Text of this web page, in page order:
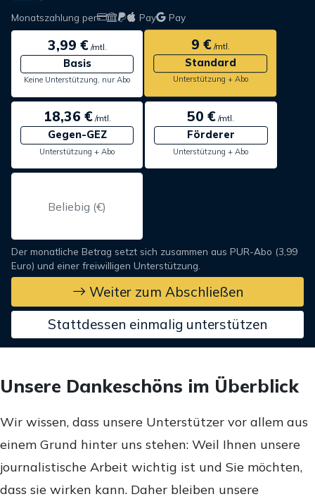
Monatszahlung per Pay Pay
3,99 €/mtl.
Basis
Keine Unterstützung, nur Abo
9 €/mtl.
Standard
Unterstützung + Abo
18,36 €/mtl.
Gegen-GEZ
Unterstützung + Abo
50 € /mtl.
Förderer
Unterstützung + Abo
Der monatliche Betrag setzt sich zusammen aus PUR-Abo (3,99
Euro) und einer freiwilligen Unterstützung.
Weiter zum Abschließen
Stattdessen einmalig unterstützen
Unsere Dankeschöns im Überblick
Wir wissen, dass unsere Unterstützer vor allem aus
einem Grund hinter uns stehen: Weil Ihnen unsere
journalistische Arbeit wichtig ist und Sie möchten,
dass sie wirken kann. Daher bleiben unsere